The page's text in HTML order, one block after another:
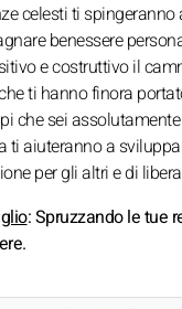
celesti ti
benessere
e costruttivo il
ti hanno finora
che sei
ti aiuteranno a
per gli altri e di
: Spruzzando le tue